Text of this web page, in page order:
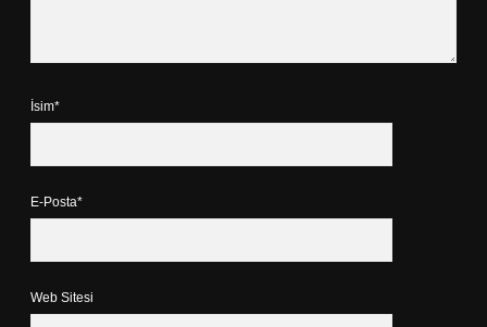
İsim*
E-Posta*
Web Sitesi